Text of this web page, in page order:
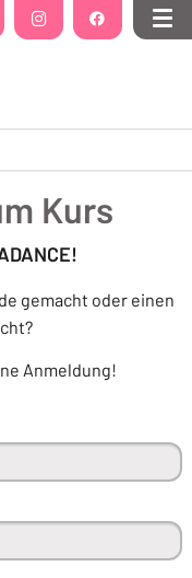
in einem neuen Tab oder
Instagram(Öffnet in einem neuen
Facebook(Öffnet in
Kurs
gemacht oder einen
Anmeldung!